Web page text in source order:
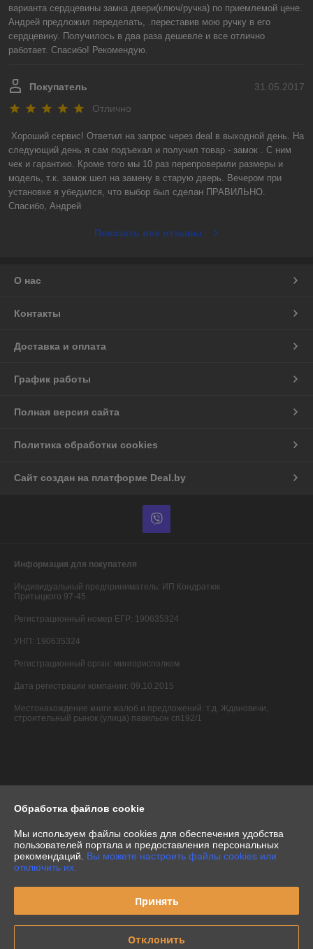
варианта сердцевины замка двери(ключ/ручка) по приемлемой цене.
Андрей предложил переделать, .переставив мою ручку в его
сердцевину. Получилось в два раза дешевле и все отлично
работает. Спасибо! Рекомендую.
31.05.2017
Покупатель
Отлично
Хороший сервис! Ответил на запрос через deal в выходной день. На
следующий день я сам подъехал и получил товар - замок . С ним
чек и гарантию. Кроме того мы 10 раз перепроверили размеры и
модель, т.к. замок шел на замену в старую дверь. Вечером при
установке я убедился, что выбор был сделан ПРАВИЛЬНО.
Спасибо, Андрей
Показать все отзывы
О нас
Контакты
Доставка и оплата
График работы
Полная версия сайта
Политика обработки cookies
Сайт создан на платформе Deal.by
Информация для покупателя
Индивидуальный предприниматель: ИП Кондратюк
Притыцкого 97-45
Регистрационный номер ЕГР: 190635324
УНП: 190635324
Регистрационный орган: мингорисполком
Дата регистрации компании: 09.10.2015
Местонахождение книги жалоб и предложений: т.д. Ждановичи,
строительный рынок (улица) павильон сп192/1
Обработка файлов cookie
Мы используем файлы cookies для обеспечения удобства
пользователей портала и предоставления персональных
рекомендаций. Вы можете настроить файлы cookies или
отключить их.
Принять
Отклонить